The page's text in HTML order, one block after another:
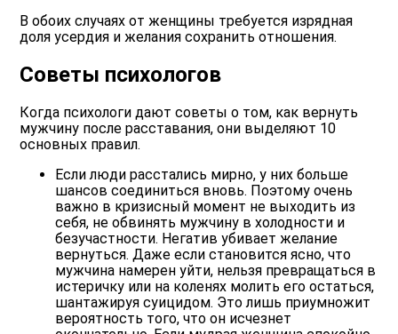
В обоих случаях от женщины требуется изрядная
доля усердия и желания сохранить отношения.
Советы психологов
Когда психологи дают советы о том, как вернуть
мужчину после расставания, они выделяют 10
основных правил.
Если люди расстались мирно, у них больше
шансов соединиться вновь. Поэтому очень
важно в кризисный момент не выходить из
себя, не обвинять мужчину в холодности и
безучастности. Негатив убивает желание
вернуться. Даже если становится ясно, что
мужчина намерен уйти, нельзя превращаться в
истеричку или на коленях молить его остаться,
шантажируя суицидом. Это лишь приумножит
вероятность того, что он исчезнет